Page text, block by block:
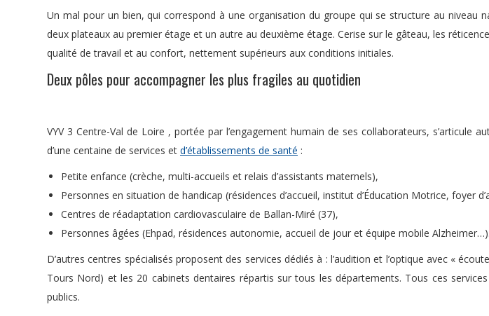
Un mal pour un bien, qui correspond à une organisation du groupe qui se structure au niveau
deux plateaux au premier étage et un autre au deuxième étage. Cerise sur le gâteau, les
qualité de travail et au confort, nettement supérieurs aux conditions initiales.
Deux pôles pour accompagner les plus fragiles au quotidien
VYV 3 Centre-Val de Loire , portée par l’engagement humain de ses collaborateurs,
d’une centaine de services et d’établissements de santé :
Petite enfance (crèche, multi-accueils et relais d’assistants maternels),
Personnes en situation de handicap (résidences d’accueil, institut d’Éducation Motrice, foyer
Centres de réadaptation cardiovasculaire de Ballan-Miré (37),
Personnes âgées (Ehpad, résidences autonomie, accueil de jour et équipe mobile Alzheimer…).
D’autres centres spécialisés proposent des services dédiés à : l’audition et l’optique avec «
Tours Nord) et les 20 cabinets dentaires répartis sur tous les départements. Tous ces
publics.